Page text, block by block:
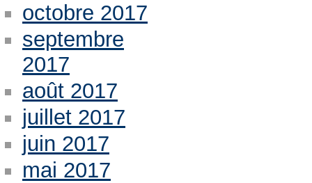
octobre 2017
septembre
2017
août 2017
juillet 2017
juin 2017
mai 2017